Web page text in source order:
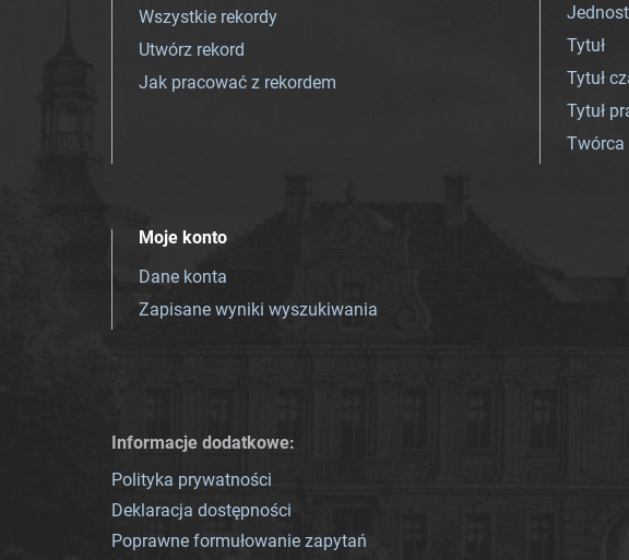
Wszystkie rekordy
Utwórz rekord
Jak pracować z rekordem
Tytuł
Tytuł
Tytuł
Twórca
Moje konto
Dane konta
Zapisane wyniki wyszukiwania
Informacje dodatkowe:
Polityka prywatności
Deklaracja dostępności
Poprawne formułowanie zapytań